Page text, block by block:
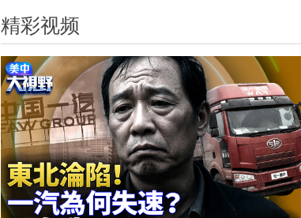
精彩视频